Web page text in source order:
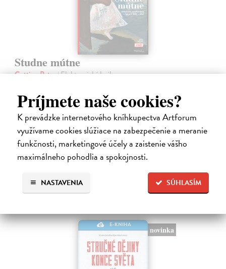
Príjmete naše cookies?
K prevádzke internetového kníhkupectva Artforum
využívame cookies slúžiace na zabezpečenie a meranie
funkčnosti, marketingové účely a zaistenie vášho
maximálneho pohodlia a spokojnosti.
SÚHLASÍM
NASTAVENIA
Studne mútne
Getting Peter| Elektronická kniha
pomenovali po nich ulice, majú svoje nespochybniteľné miesto v
lexikónoch literatúry aj učebniciach, slovenské moderné umenie sa
bez nich nedá…
Na stiahnutie akoEPUB, MOBIaPDF
14,90 €
E-KNIHA
novinka